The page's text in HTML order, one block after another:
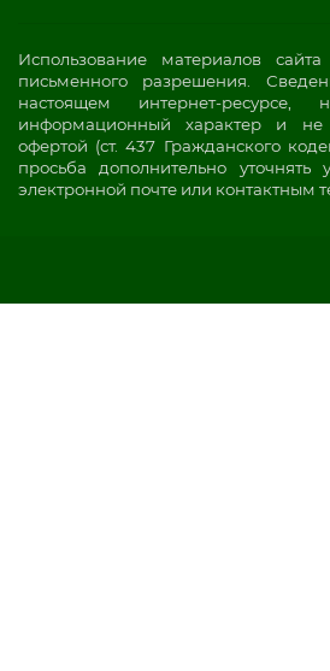
Использование материалов
письменного разрешения.
настоящем интернет-ресурсе,
информационный характер и не
офертой (ст. 437 Гражданского
просьба дополнительно
электронной почте или контактным